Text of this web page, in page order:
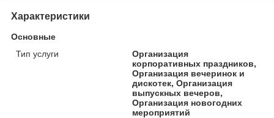
Характеристики
Основные
Тип услуги
Организация
корпоративных праздников,
Организация вечеринок и
дискотек, Организация
выпускных вечеров,
Организация новогодних
мероприятий